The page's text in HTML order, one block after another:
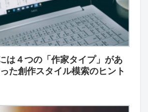
は４つの「作家タイプ」があ
た創作スタイル模索のヒント